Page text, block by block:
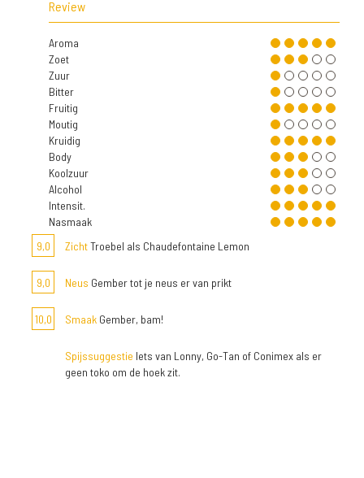
Review
Aroma
Zoet
Zuur
Bitter
Fruitig
Moutig
Kruidig
Body
Koolzuur
Alcohol
Intensit.
Nasmaak
9,0
ZichtTroebel als Chaudefontaine Lemon
9,0 Neus Gember tot je neus er van prikt
10,0 Smaak Gember, bam!
Spijssuggestie Iets van Lonny, Go-Tan of Conimex als er
geen toko om de hoek zit.